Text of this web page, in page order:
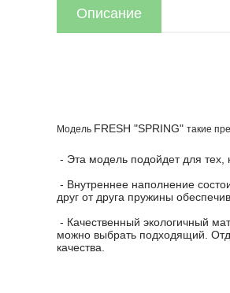
Описание
Модель FRESH "SPRING" такие
- Эта модель подойдет для
- Внутреннее наполнение
друг от друга пружины
- Качественный экологичный
можно выбрать подходящий.
качества.